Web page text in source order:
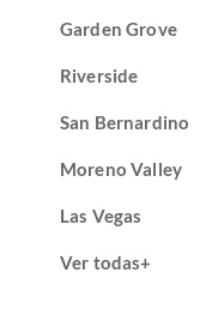
Garden Grove
Riverside
San Bernardino
Moreno Valley
Las Vegas
Ver todas+